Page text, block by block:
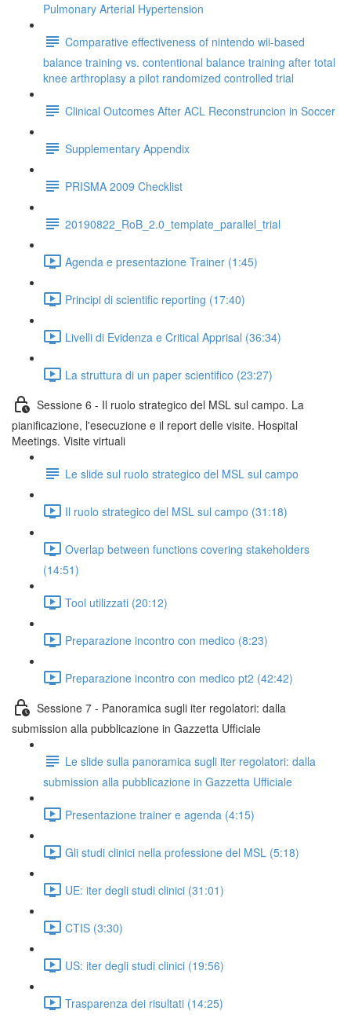
Pulmonary Arterial Hypertension
Comparative effectiveness of nintendo wii-based
balance training vs. contentional balance training after total
knee arthroplasy a pilot randomized controlled trial
Clinical Outcomes After ACL Reconstruncion in Soccer
Supplementary Appendix
PRISMA 2009 Checklist
20190822_RoB_2.0_template_parallel_trial
Agenda e presentazione Trainer (1:45)
Principi di scientific reporting (17:40)
Livelli di Evidenza e Critical Apprisal (36:34)
La struttura di un paper scientifico (23:27)
Sessione 6 - Il ruolo strategico del MSL sul campo. La
pianificazione, l'esecuzione e il report delle visite. Hospital
Meetings. Visite virtuali
Le slide sul ruolo strategico del MSL sul campo
Il ruolo strategico del MSL sul campo (31:18)
Overlap between functions covering stakeholders
(14:51)
Tool utilizzati (20:12)
Preparazione incontro con medico (8:23)
Preparazione incontro con medico pt2 (42:42)
Sessione 7 - Panoramica sugli iter regolatori: dalla
submission alla pubblicazione in Gazzetta Ufficiale
Le slide sulla panoramica sugli iter regolatori: dalla
submission alla pubblicazione in Gazzetta Ufficiale
Presentazione trainer e agenda (4:15)
Gli studi clinici nella professione del MSL (5:18)
UE: iter degli studi clinici (31:01)
CTIS (3:30)
US: iter degli studi clinici (19:56)
Trasparenza dei risultati (14:25)